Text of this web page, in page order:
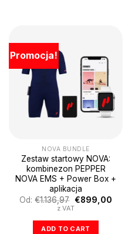
Promocja!
NOVA BUNDLE
Zestaw startowy NOVA:
kombinezon PEPPER
NOVA EMS + Power Box +
aplikacja
Od:€1.136,97 Pierwotna
cena
€1.136,97.
€899,00
z VAT
ADD TO CART